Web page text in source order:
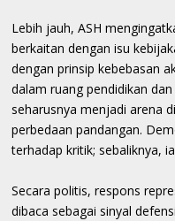
Lebih jauh, ASH
berkaitan dengan isu
dengan prinsip kebebasan
dalam ruang pendidikan
seharusnya menjadi arena
perbedaan pandangan.
terhadap kritik; sebaliknya,
Secara politis, respons
dibaca sebagai sinyal